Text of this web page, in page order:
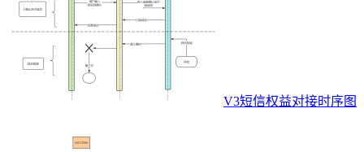
V3短信权益对接时序图